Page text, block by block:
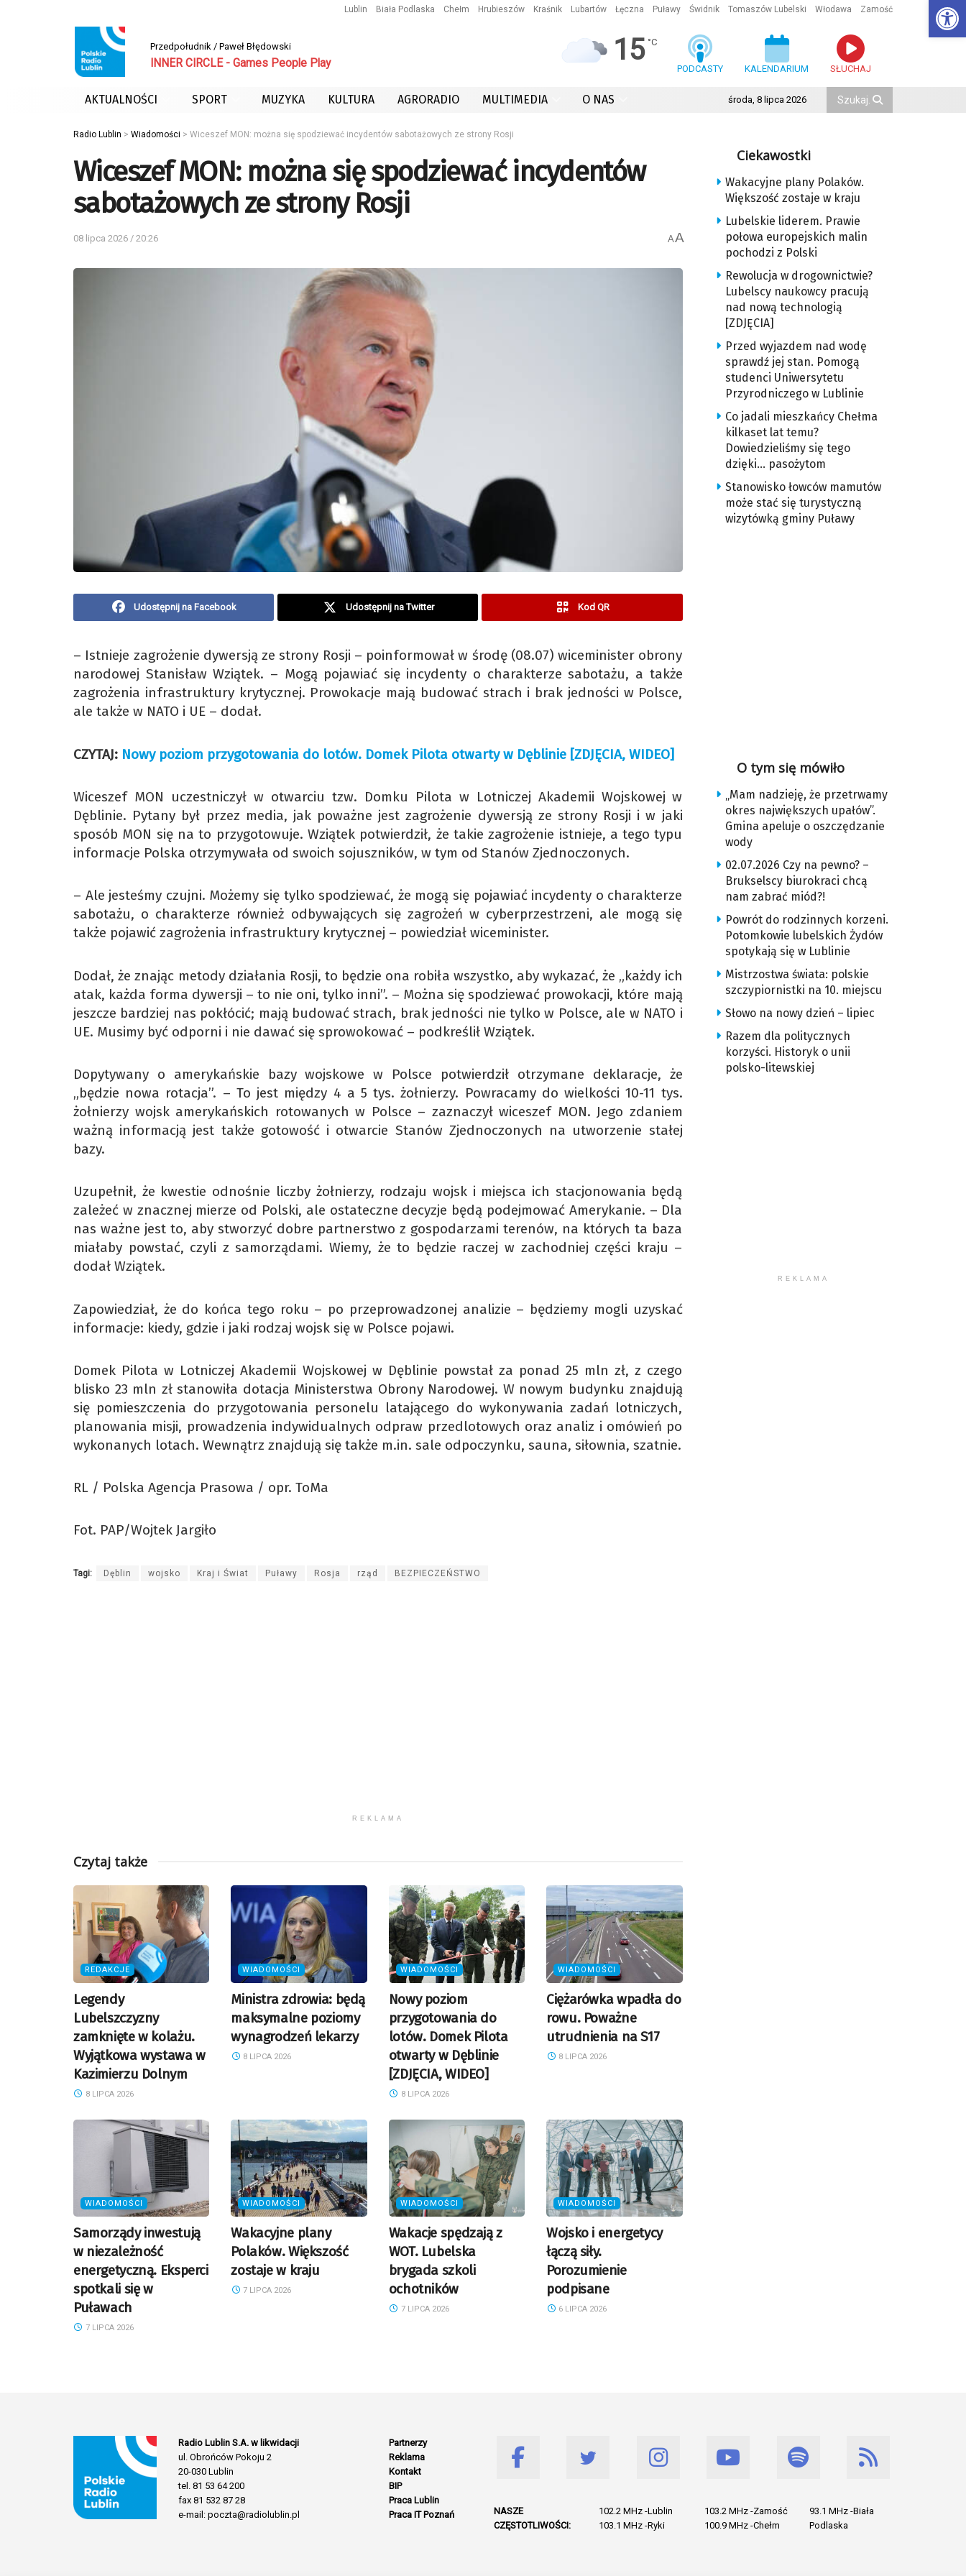
Lublin Biała Podlaska Chełm Hrubieszów Kraśnik Lubartów Łęczna Puławy Świdnik Tomaszów Lubelski Włodawa Zamość
Przedpołudnik / Paweł Błędowski
INNER CIRCLE - Games People Play 15 °C
PODCASTY KALENDARIUM SŁUCHAJ
AKTUALNOŚCI SPORT MUZYKA KULTURA AGRORADIO MULTIMEDIA O NAS środa, 8 lipca 2026
Radio Lublin > Wiadomości > Wiceszef MON: można się spodziewać incydentów sabotażowych ze strony Rosji
Wiceszef MON: można się spodziewać incydentów
sabotażowych ze strony Rosji
08 lipca 2026 / 20:26 AA
Udostępnij na Facebook Udostępnij na Twitter Kod QR
– Istnieje zagrożenie dywersją ze strony Rosji – poinformował w środę (08.07) wiceminister obrony
narodowej Stanisław Wziątek. – Mogą pojawiać się incydenty o charakterze sabotażu, a także
zagrożenia infrastruktury krytycznej. Prowokacje mają budować strach i brak jedności w Polsce,
ale także w NATO i UE – dodał.
CZYTAJ: Nowy poziom przygotowania do lotów. Domek Pilota otwarty w Dęblinie [ZDJĘCIA, WIDEO]
Wiceszef MON uczestniczył w otwarciu tzw. Domku Pilota w Lotniczej Akademii Wojskowej w
Dęblinie. Pytany był przez media, jak poważne jest zagrożenie dywersją ze strony Rosji i w jaki
sposób MON się na to przygotowuje. Wziątek potwierdził, że takie zagrożenie istnieje, a tego typu
informacje Polska otrzymywała od swoich sojuszników, w tym od Stanów Zjednoczonych.
– Ale jesteśmy czujni. Możemy się tylko spodziewać, że mogą się pojawiać incydenty o charakterze
sabotażu, o charakterze również odbywających się zagrożeń w cyberprzestrzeni, ale mogą się
także pojawić zagrożenia infrastruktury krytycznej – powiedział wiceminister.
Dodał, że znając metody działania Rosji, to będzie ona robiła wszystko, aby wykazać, że „każdy ich
atak, każda forma dywersji – to nie oni, tylko inni”. – Można się spodziewać prowokacji, które mają
jeszcze bardziej nas pokłócić; mają budować strach, brak jedności nie tylko w Polsce, ale w NATO i
UE. Musimy być odporni i nie dawać się sprowokować – podkreślił Wziątek.
Dopytywany o amerykańskie bazy wojskowe w Polsce potwierdził otrzymane deklaracje, że
„będzie nowa rotacja”. – To jest między 4 a 5 tys. żołnierzy. Powracamy do wielkości 10-11 tys.
żołnierzy wojsk amerykańskich rotowanych w Polsce – zaznaczył wiceszef MON. Jego zdaniem
ważną informacją jest także gotowość i otwarcie Stanów Zjednoczonych na utworzenie stałej
bazy.
Uzupełnił, że kwestie odnośnie liczby żołnierzy, rodzaju wojsk i miejsca ich stacjonowania będą
zależeć w znacznej mierze od Polski, ale ostateczne decyzje będą podejmować Amerykanie. – Dla
nas ważne jest to, aby stworzyć dobre partnerstwo z gospodarzami terenów, na których ta baza
miałaby powstać, czyli z samorządami. Wiemy, że to będzie raczej w zachodniej części kraju –
dodał Wziątek.
Zapowiedział, że do końca tego roku – po przeprowadzonej analizie – będziemy mogli uzyskać
informacje: kiedy, gdzie i jaki rodzaj wojsk się w Polsce pojawi.
Domek Pilota w Lotniczej Akademii Wojskowej w Dęblinie powstał za ponad 25 mln zł, z czego
blisko 23 mln zł stanowiła dotacja Ministerstwa Obrony Narodowej. W nowym budynku znajdują
się pomieszczenia do przygotowania personelu latającego do wykonywania zadań lotniczych,
planowania misji, prowadzenia indywidualnych odpraw przedlotowych oraz analiz i omówień po
wykonanych lotach. Wewnątrz znajdują się także m.in. sale odpoczynku, sauna, siłownia, szatnie.
RL / Polska Agencja Prasowa / opr. ToMa
Fot. PAP/Wojtek Jargiło
Tagi: Dęblin wojsko Kraj i Świat Puławy Rosja rząd BEZPIECZEŃSTWO
REKLAMA
Czytaj także
REDAKCJE
Legendy
Lubelszczyzny
zamknięte w kolażu.
Wyjątkowa wystawa w
Kazimierzu Dolnym
8 LIPCA 2026
WIADOMOŚCI
Ministra zdrowia: będą
maksymalne poziomy
wynagrodzeń lekarzy
8 LIPCA 2026
WIADOMOŚCI
Nowy poziom
przygotowania do
lotów. Domek Pilota
otwarty w Dęblinie
[ZDJĘCIA, WIDEO]
8 LIPCA 2026
WIADOMOŚCI
Ciężarówka wpadła do
rowu. Poważne
utrudnienia na S17
8 LIPCA 2026
WIADOMOŚCI
Samorządy inwestują
w niezależność
energetyczną. Eksperci
spotkali się w
Puławach
7 LIPCA 2026
WIADOMOŚCI
Wakacyjne plany
Polaków. Większość
zostaje w kraju
7 LIPCA 2026
WIADOMOŚCI
Wakacje spędzają z
WOT. Lubelska
brygada szkoli
ochotników
7 LIPCA 2026
WIADOMOŚCI
Wojsko i energetycy
łączą siły.
Porozumienie
podpisane
6 LIPCA 2026
Ciekawostki
Wakacyjne plany Polaków.
Większość zostaje w kraju
Lubelskie liderem. Prawie
połowa europejskich malin
pochodzi z Polski
Rewolucja w drogownictwie?
Lubelscy naukowcy pracują
nad nową technologią
[ZDJĘCIA]
Przed wyjazdem nad wodę
sprawdź jej stan. Pomogą
studenci Uniwersytetu
Przyrodniczego w Lublinie
Co jadali mieszkańcy Chełma
kilkaset lat temu?
Dowiedzieliśmy się tego
dzięki… pasożytom
Stanowisko łowców mamutów
może stać się turystyczną
wizytówką gminy Puławy
O tym się mówiło
„Mam nadzieję, że przetrwamy
okres największych upałów”.
Gmina apeluje o oszczędzanie
wody
02.07.2026 Czy na pewno? –
Brukselscy biurokraci chcą
nam zabrać miód?!
Powrót do rodzinnych korzeni.
Potomkowie lubelskich Żydów
spotykają się w Lublinie
Mistrzostwa świata: polskie
szczypiornistki na 10. miejscu
Słowo na nowy dzień – lipiec
Razem dla politycznych
korzyści. Historyk o unii
polsko-litewskiej
REKLAMA
Radio Lublin S.A. w likwidacji
ul. Obrońców Pokoju 2
20-030 Lublin
tel. 81 53 64 200
fax 81 532 87 28
e-mail: poczta@radiolublin.pl
Partnerzy
Reklama
Kontakt
BIP
Praca Lublin
Praca IT Poznań
NASZE
CZĘSTOTLIWOŚCI:
102.2 MHz -Lublin
103.1 MHz -Ryki
103.2 MHz -Zamość
100.9 MHz -Chełm
93.1 MHz -Biała
Podlaska